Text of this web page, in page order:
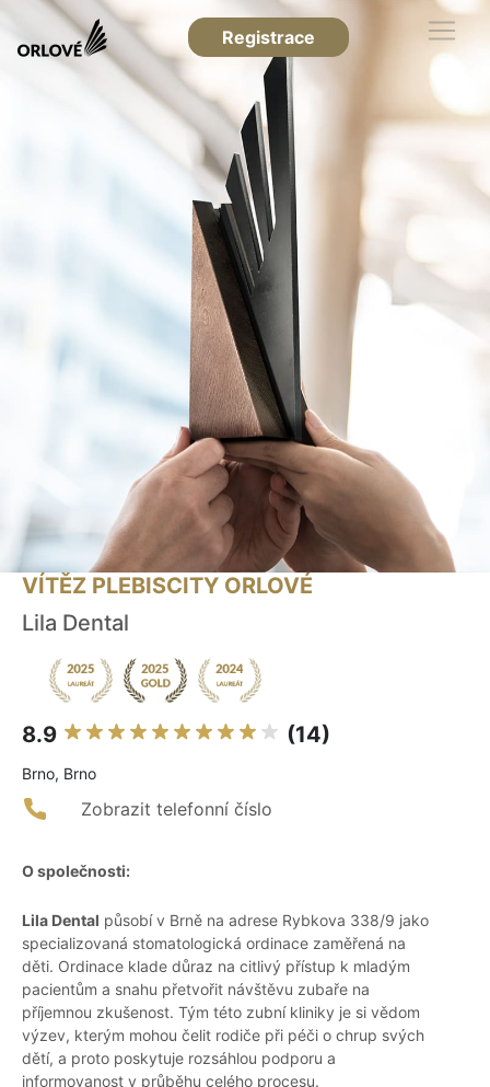
Registrace
VÍTĚZ PLEBISCITY ORLOVÉ
Lila Dental
8.9 (14)
Brno, Brno
Zobrazit telefonní číslo
O společnosti:
Lila Dental působí v Brně na adrese Rybkova 338/9 jako
specializovaná stomatologická ordinace zaměřená na
děti. Ordinace klade důraz na citlivý přístup k mladým
pacientům a snahu přetvořit návštěvu zubaře na
příjemnou zkušenost. Tým této zubní kliniky je si vědom
výzev, kterým mohou čelit rodiče při péči o chrup svých
dětí, a proto poskytuje rozsáhlou podporu a
informovanost v průběhu celého procesu.